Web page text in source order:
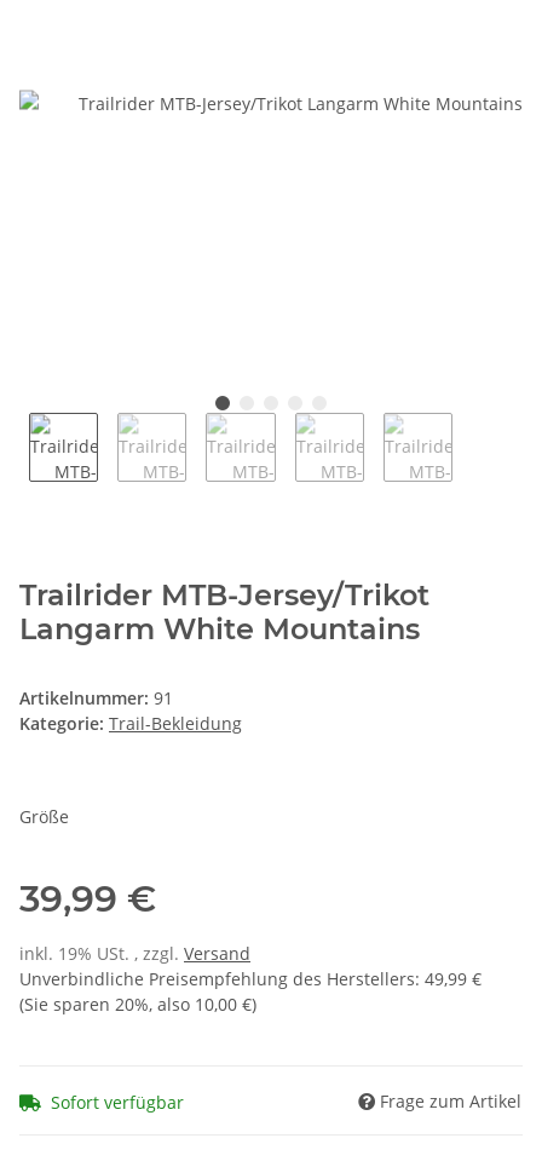
Trailrider MTB-Jersey/Trikot
Langarm White Mountains
Artikelnummer: 91
Kategorie: Trail-Bekleidung
Größe
39,99 €
inkl. 19% USt. , zzgl. Versand
Unverbindliche Preisempfehlung des Herstellers: 49,99 €
(Sie sparen 20%, also 10,00 €)
Sofort verfügbar Frage zum Artikel